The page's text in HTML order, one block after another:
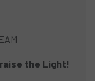
the Light!